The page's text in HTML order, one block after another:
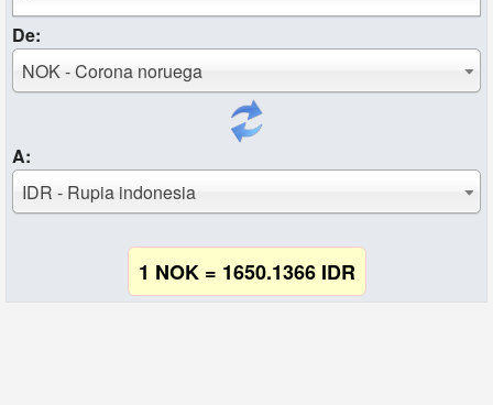
De:
NOK - Corona noruega
A:
IDR - Rupia indonesia
1 NOK = 1650.1366 IDR